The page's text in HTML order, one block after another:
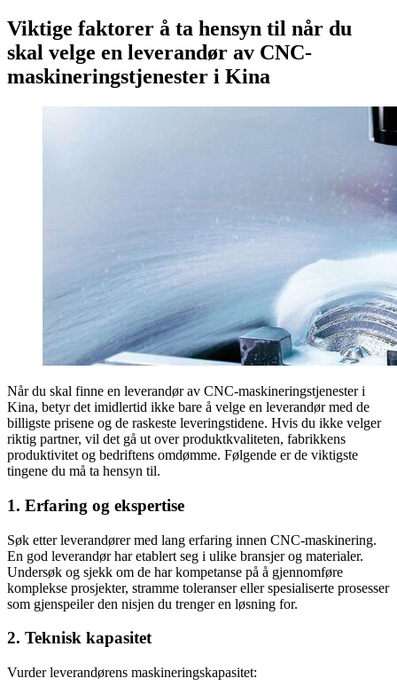
Viktige faktorer å ta hensyn til når du
skal velge en leverandør av CNC-
maskineringstjenester i Kina
Når du skal finne en leverandør av CNC-maskineringstjenester i
Kina, betyr det imidlertid ikke bare å velge en leverandør med de
billigste prisene og de raskeste leveringstidene. Hvis du ikke velger
riktig partner, vil det gå ut over produktkvaliteten, fabrikkens
produktivitet og bedriftens omdømme. Følgende er de viktigste
tingene du må ta hensyn til.
1. Erfaring og ekspertise
Søk etter leverandører med lang erfaring innen CNC-maskinering.
En god leverandør har etablert seg i ulike bransjer og materialer.
Undersøk og sjekk om de har kompetanse på å gjennomføre
komplekse prosjekter, stramme toleranser eller spesialiserte prosesser
som gjenspeiler den nisjen du trenger en løsning for.
2. Teknisk kapasitet
Vurder leverandørens maskineringskapasitet: